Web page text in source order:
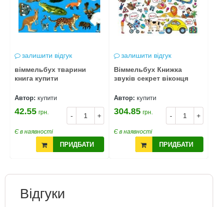
залишити відгук
віммельбух тварини
книга купити
Автор: купити
- +
42.55 грн.
Є в наявності
ПРИДБАТИ
залишити відгук
Віммельбух Книжка
звуків секрет віконця
Автор: купити
- +
304.85 грн.
Є в наявності
ПРИДБАТИ
Відгуки